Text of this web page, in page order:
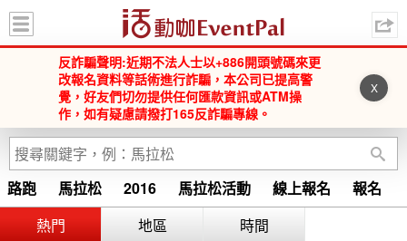
活動
反詐騙聲明:近期不法人士以+886開頭號碼來更
改報名資料等話術進行詐騙，本公司已提高警
覺，好友們切勿提供任何匯款資訊或ATM操
作，如有疑慮請撥打165反詐騙專線。
X
路跑 馬拉松 2016 馬拉松活動 線上報名
報名
Running
馬拉松 2015 2016 馬拉松
2016馬拉松
熱門
地區 時間